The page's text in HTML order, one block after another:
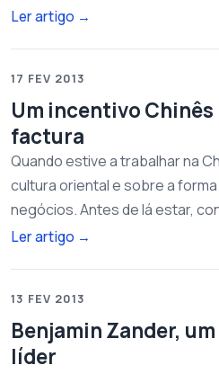
Ler artigo →
17 FEV 2013
Um incentivo
factura
Quando estive a trabalhar na
cultura oriental e sobre a
negócios. Antes de lá estar,
Ler artigo →
13 FEV 2013
Benjamin Zander,
líder